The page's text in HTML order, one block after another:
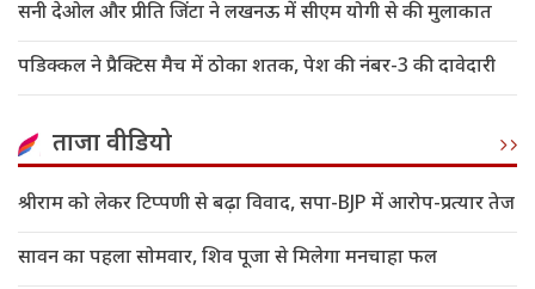
सनी देओल और प्रीति जिंटा ने लखनऊ में सीएम योगी से की मुलाकात
पडिक्कल ने प्रैक्टिस मैच में ठोका शतक, पेश की नंबर-3 की दावेदारी
ताजा वीडियो
श्रीराम को लेकर टिप्पणी से बढ़ा विवाद, सपा-BJP में आरोप-प्रत्यार तेज
सावन का पहला सोमवार, शिव पूजा से मिलेगा मनचाहा फल